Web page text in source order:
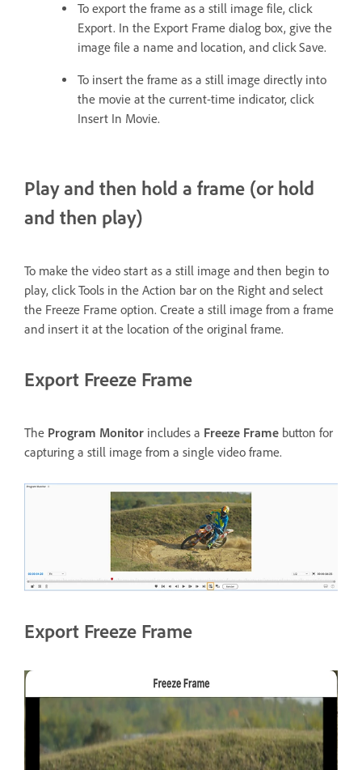
To export the frame as a still image file, click
Export. In the Export Frame dialog box, give the
image file a name and location, and click Save.
To insert the frame as a still image directly into
the movie at the current-time indicator, click
Insert In Movie.
Play and then hold a frame (or hold
and then play)
To make the video start as a still image and then begin to
play, click Tools in the Action bar on the Right and select
the Freeze Frame option. Create a still image from a frame
and insert it at the location of the original frame.
Export Freeze Frame
The Program Monitor includes a Freeze Frame button for
capturing a still image from a single video frame.
Export Freeze Frame